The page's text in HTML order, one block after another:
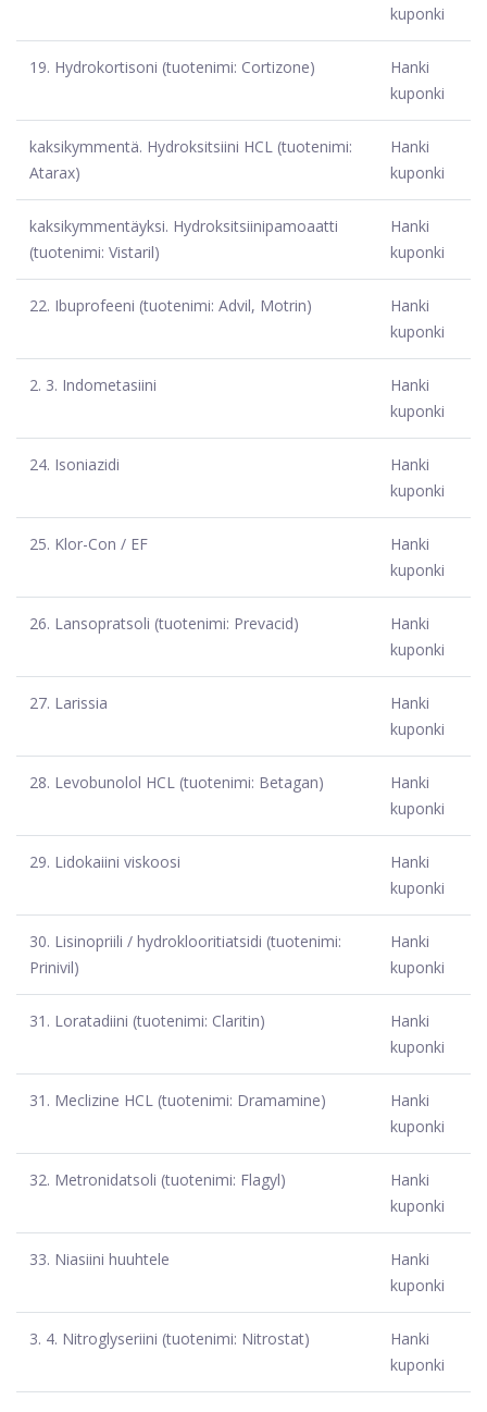
kuponki
19. Hydrokortisoni (tuotenimi: Cortizone)
Hanki
kuponki
kaksikymmentä. Hydroksitsiini HCL (tuotenimi:
Atarax)
Hanki
kuponki
kaksikymmentäyksi. Hydroksitsiinipamoaatti
(tuotenimi: Vistaril)
Hanki
kuponki
22. Ibuprofeeni (tuotenimi: Advil, Motrin)
Hanki
kuponki
2. 3. Indometasiini
Hanki
kuponki
24. Isoniazidi
Hanki
kuponki
25. Klor-Con / EF
Hanki
kuponki
26. Lansopratsoli (tuotenimi: Prevacid)
Hanki
kuponki
27. Larissia
Hanki
kuponki
28. Levobunolol HCL (tuotenimi: Betagan)
Hanki
kuponki
29. Lidokaiini viskoosi
Hanki
kuponki
30. Lisinopriili / hydroklooritiatsidi (tuotenimi:
Prinivil)
Hanki
kuponki
31. Loratadiini (tuotenimi: Claritin)
Hanki
kuponki
31. Meclizine HCL (tuotenimi: Dramamine)
Hanki
kuponki
32. Metronidatsoli (tuotenimi: Flagyl)
Hanki
kuponki
33. Niasiini huuhtele
Hanki
kuponki
3. 4. Nitroglyseriini (tuotenimi: Nitrostat)
Hanki
kuponki